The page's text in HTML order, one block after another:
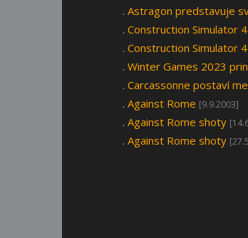
. Astragon predstavuje
. Construction Simulator
. Construction Simulator
. Winter Games 2023
. Carcassonne postaví
. Against Rome [9.9.2003]
. Against Rome shoty
. Against Rome shoty